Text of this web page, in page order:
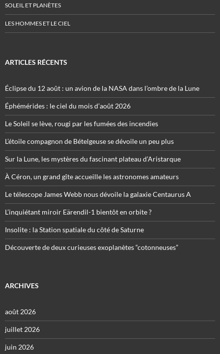
SOLEIL ET PLANÈTES
LES HOMMES ET LE CIEL
ARTICLES RÉCENTS
Éclipse du 12 août : un avion de la NASA dans l’ombre de la Lune
Éphémérides : le ciel du mois d’août 2026
Le Soleil se lève, rougi par les fumées des incendies
L’étoile compagnon de Bételgeuse se dévoile un peu plus
Sur la Lune, les mystères du fascinant plateau d’Aristarque
À Céron, un grand gîte accueille les astronomes amateurs
Le télescope James Webb nous dévoile la galaxie Centaurus A
L’inquiétant miroir Eärendil-1 bientôt en orbite ?
Insolite : la Station spatiale du côté de Saturne
Découverte de deux curieuses exoplanètes “cotonneuses”
ARCHIVES
août 2026
juillet 2026
juin 2026